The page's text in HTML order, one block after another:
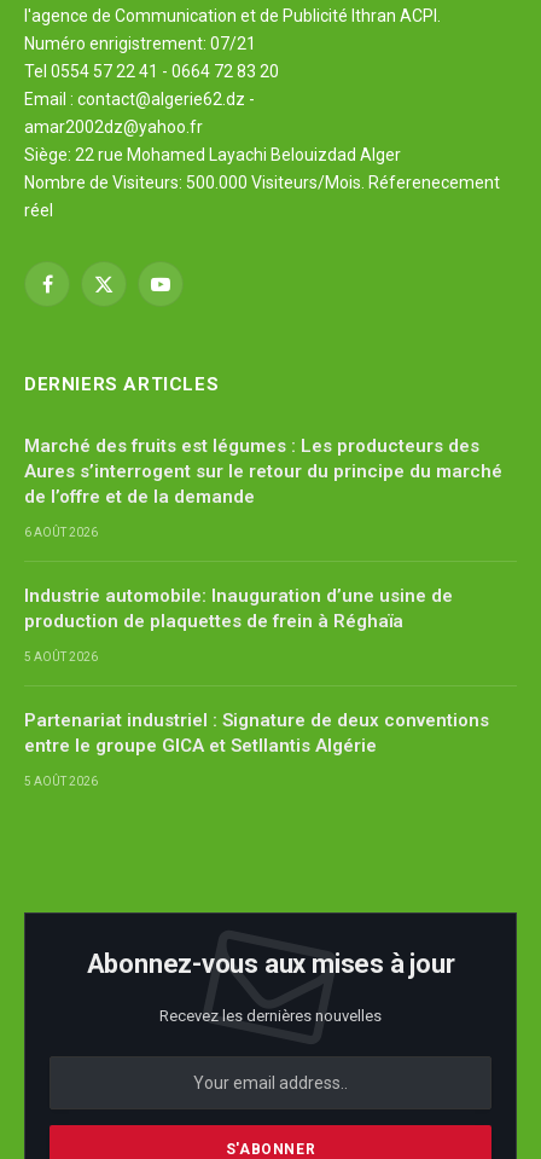
l'agence de Communication et de Publicité Ithran ACPI.
Numéro enrigistrement: 07/21
Tel 0554 57 22 41 - 0664 72 83 20
Email : contact@algerie62.dz -
amar2002dz@yahoo.fr
Siège: 22 rue Mohamed Layachi Belouizdad Alger
Nombre de Visiteurs: 500.000 Visiteurs/Mois. Réferenecement
réel
Facebook
X
YouTube
DERNIERS ARTICLES
Marché des fruits est légumes : Les producteurs des
Aures s’interrogent sur le retour du principe du marché
de l’offre et de la demande
6 AOÛT 2026
Industrie automobile: Inauguration d’une usine de
production de plaquettes de frein à Réghaïa
5 AOÛT 2026
Partenariat industriel : Signature de deux conventions
entre le groupe GICA et Setllantis Algérie
5 AOÛT 2026
Abonnez-vous aux mises à jour
Recevez les dernières nouvelles